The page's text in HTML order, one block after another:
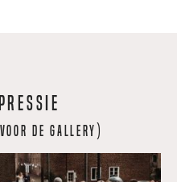
de gallery)